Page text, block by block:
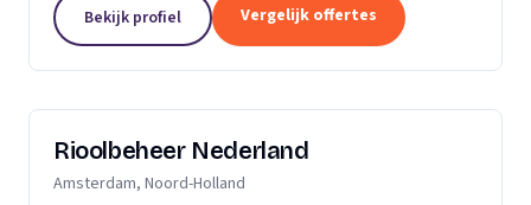
Bekijk profiel Vergelijk offertes
Rioolbeheer Nederland
Amsterdam, Noord-Holland